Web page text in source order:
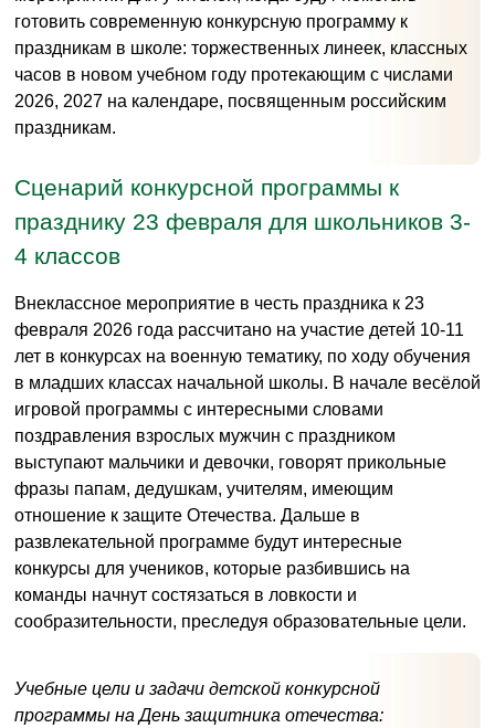
готовить современную конкурсную программу к
праздникам в школе: торжественных линеек, классных
часов в новом учебном году протекающим с числами
2026, 2027 на календаре, посвященным российским
праздникам.
Сценарий конкурсной программы к
празднику 23 февраля для школьников 3-
4 классов
Внеклассное мероприятие в честь праздника к 23
февраля 2026 года рассчитано на участие детей 10-11
лет в конкурсах на военную тематику, по ходу обучения
в младших классах начальной школы. В начале весёлой
игровой программы с интересными словами
поздравления взрослых мужчин с праздником
выступают мальчики и девочки, говорят прикольные
фразы папам, дедушкам, учителям, имеющим
отношение к защите Отечества. Дальше в
развлекательной программе будут интересные
конкурсы для учеников, которые разбившись на
команды начнут состязаться в ловкости и
сообразительности, преследуя образовательные цели.
Учебные цели и задачи детской конкурсной
программы на День защитника отечества: